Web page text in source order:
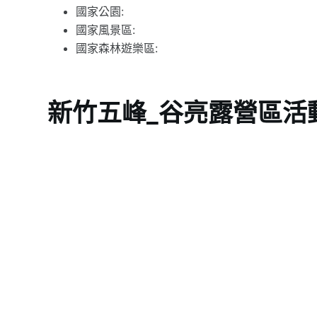
國家公園:
國家風景區:
國家森林遊樂區:
新竹五峰_谷亮露營區活